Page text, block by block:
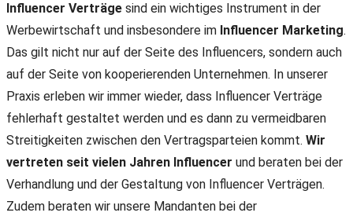
Influencer Verträge sind ein wichtiges Instrument in der
Werbewirtschaft und insbesondere im Influencer Marketing.
Das gilt nicht nur auf der Seite des Influencers, sondern auch
auf der Seite von kooperierenden Unternehmen. In unserer
Praxis erleben wir immer wieder, dass Influencer Verträge
fehlerhaft gestaltet werden und es dann zu vermeidbaren
Streitigkeiten zwischen den Vertragsparteien kommt. Wir
vertreten seit vielen Jahren Influencer und beraten bei der
Verhandlung und der Gestaltung von Influencer Verträgen.
Zudem beraten wir unsere Mandanten bei der